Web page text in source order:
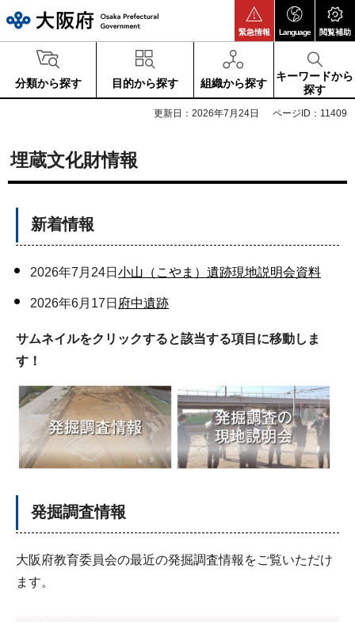
緊急情報 Language 閲覧補助
分類から探す 目的から探す 組織から探す
キーワードから
探す
更新日：2026年7月24日 ページID：11409
埋蔵文化財情報
新着情報
2026年7月24日 小山（こやま）遺跡現地説明会資料
2026年6月17日 府中遺跡
サムネイルをクリックすると該当する項目に移動しま
す！
発掘調査情報
大阪府教育委員会の最近の発掘調査情報をご覧いただけ
ます。